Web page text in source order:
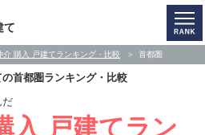
て
介 購入 戸建てランキング・比較 首都圏
の首都圏ランキング・比較
だ
入 戸建てラン